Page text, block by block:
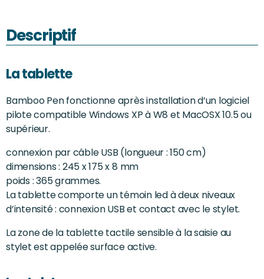
Descriptif
La tablette
Bamboo Pen fonctionne après installation d’un logiciel
pilote compatible Windows XP à W8 et MacOSX 10.5 ou
supérieur.
connexion par câble USB (longueur : 150 cm)
dimensions : 245 x 175 x 8 mm
poids : 365 grammes.
La tablette comporte un témoin led à deux niveaux
d’intensité : connexion USB et contact avec le stylet.
La zone de la tablette tactile sensible à la saisie au
stylet est appelée surface active.